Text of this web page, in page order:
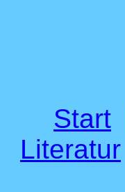
Start
Literatur